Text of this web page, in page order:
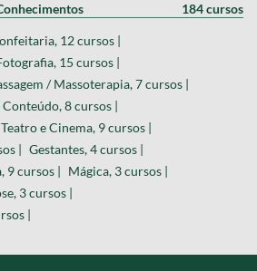
184 cursos
12 cursos |
15 cursos |
/ Massoterapia, 7 cursos |
8 cursos |
Teatro e Cinema, 9 cursos |
| Gestantes, 4 cursos |
9 cursos | Mágica, 3 cursos |
3 cursos |
|